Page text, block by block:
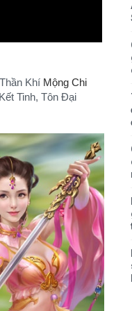
Khí Mộng Chi
Tinh, Tôn Đại